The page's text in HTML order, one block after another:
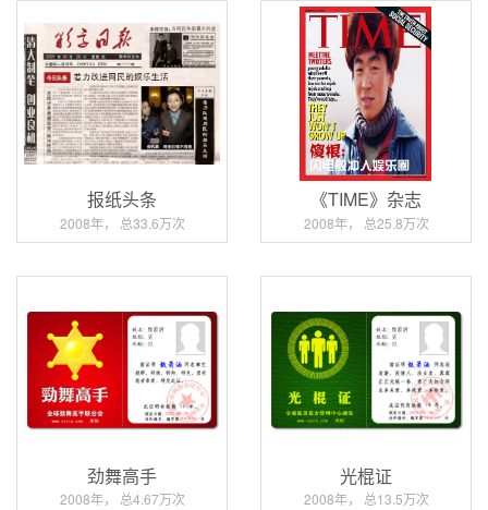
报纸头条
2008年， 总33.6万次
《TIME》杂志
2008年， 总25.8万次
劲舞高手
2008年， 总4.67万次
光棍证
2008年， 总13.5万次